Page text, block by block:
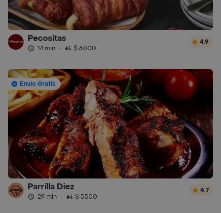
Pecositas
14 min · $ 6000
4.9
Envío Gratis
Parrilla Diez
29 min · $ 5500
4.7